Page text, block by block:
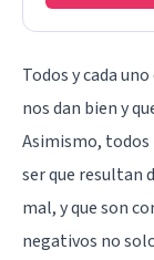
Todos y cada
nos dan bien y
Asimismo, todos
ser que resultan
mal, y que son
negativos no